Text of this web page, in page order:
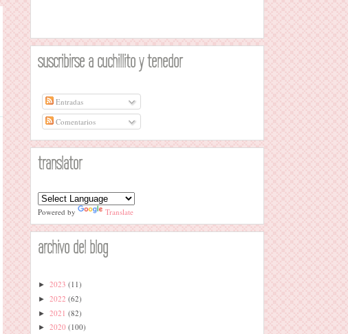
suscribirse a cuchillito y tenedor
Entradas
Comentarios
translator
Powered by Translate
archivo del blog
► 2023 (11)
► 2022 (62)
► 2021 (82)
► 2020 (100)